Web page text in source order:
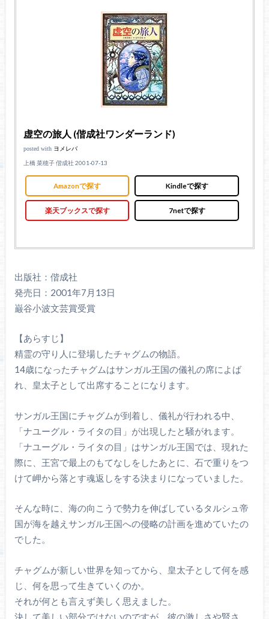
虚空の旅人 (偕成社ワンダーランド)
posted with ヨメレバ
上橋 菜穂子 偕成社 2001-07-13
Amazonで探す Kindleで探す
楽天ブックスで探す 7netで探す
出版社：偕成社
発売日：2001年7月13日
巌谷小波文芸賞受賞
【あらすじ】
精霊の守り人に登場したチャグムの物語。
14歳になったチャグムはサンガル王国の儀礼の席によば
れ、皇太子として出席することになります。
サンガル王国にチャグムが到着し、儀礼が行われる中、
「ナユーグル・ライタの目」が出現したと騒がれます。
「ナユーグル・ライタの目」はサンガル王国では、現れた
際に、王宮で最上のもてなしをしたあとに、石で重りをつ
けて岬から落とす魂返しをする決まりになっていました。
そんな時に、海の向こうで勢力を伸ばしているタルシュ帝
国が海を越えサンガル王国への侵略の計画を進めていたの
でした。
チャグムが新しい世界を知ってから、皇太子として何を感
じ、何を思って生きていくのか。
それが何とも言えず美しく思えました。
決して美しい部分ではないのですが、彼の激しさや賢さ、